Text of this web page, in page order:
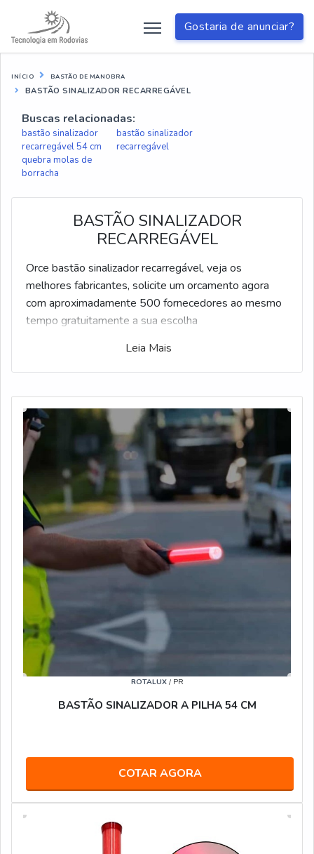
Gostaria de anunciar?
INÍCIO BASTÃO DE MANOBRA
BASTÃO SINALIZADOR RECARREGÁVEL
Buscas relacionadas:
bastão sinalizador
recarregável 54 cm
bastão sinalizador
recarregável
quebra molas de
borracha
BASTÃO SINALIZADOR
RECARREGÁVEL
Orce bastão sinalizador recarregável, veja os
melhores fabricantes, solicite um orcamento agora
com aproximadamente 500 fornecedores ao mesmo
tempo gratuitamente a sua escolha
Bastão de Manobra
Leia Mais
ROTALUX/ PR
BASTÃO SINALIZADOR A PILHA 54 CM
COTAR AGORA